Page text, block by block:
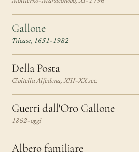
Moliterno–Marsiconovo, XI–1796
Gallone
Tricase, 1651–1982
Della Posta
Civitella Alfedena, XIII–XX sec.
Guerri dall'Oro Gallone
1862–oggi
Albero familiare